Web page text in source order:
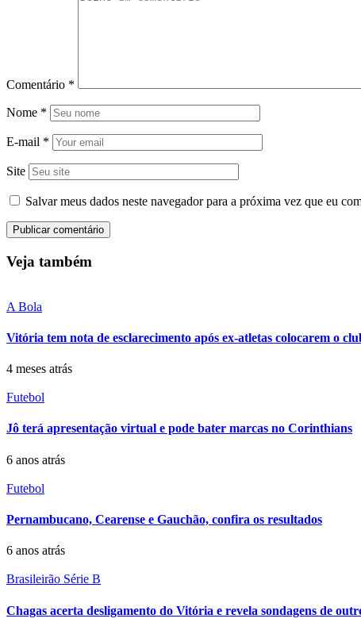
Comentário *
Nome *
E-mail *
Site
Salvar meus dados neste navegador para a próxima vez que eu
Veja também
A Bola
Vitória tem nota de esclarecimento após ex-atletas colocarem o
4 meses atrás
Futebol
Jô terá apresentação virtual e pode bater marcas no Corinthians
6 anos atrás
Futebol
Pernambucano, Cearense e Gauchão, confira os resultados
6 anos atrás
Brasileirão Série B
Chagas acerta desligamento do Vitória e revela sondagens de